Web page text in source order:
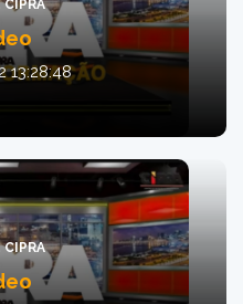
CIPRA
13:28:48
CIPRA